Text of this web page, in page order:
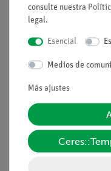
Aviso lega
Contacto
Condiciones comerciales
Pie de imprenta
Servicio
Resumen del servicio
consulte nuestra
legal.
Esencial
Medios de
Más ajustes